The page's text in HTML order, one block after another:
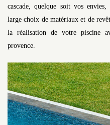
cascade, quelque soit vos
large choix de matériaux et de
la réalisation de votre piscine
provence.